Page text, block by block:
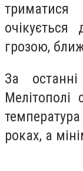
грозою,
За
Мелітополі
роках, а